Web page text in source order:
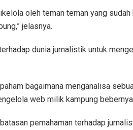
oleh teman teman yang
jelasnya.
dunia jurnalistik untuk
bagaimana menganalisa
web milik kampung
pemahaman terhadap